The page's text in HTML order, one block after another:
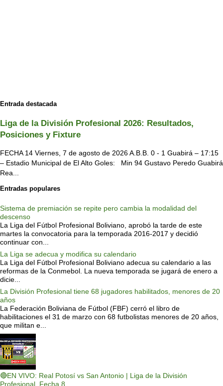
Entrada destacada
Liga de la División Profesional 2026: Resultados,
Posiciones y Fixture
FECHA 14 Viernes, 7 de agosto de 2026 A.B.B. 0 - 1 Guabirá – 17:15
– Estadio Municipal de El Alto Goles: Min 94 Gustavo Peredo Guabirá
Rea...
Entradas populares
Sistema de premiación se repite pero cambia la modalidad del
descenso
La Liga del Fútbol Profesional Boliviano, aprobó la tarde de este
martes la convocatoria para la temporada 2016-2017 y decidió
continuar con...
La Liga se adecua y modifica su calendario
La Liga del Fútbol Profesional Boliviano adecua su calendario a las
reformas de la Conmebol. La nueva temporada se jugará de enero a
dicie...
La División Profesional tiene 68 jugadores habilitados, menores de 20
años
La Federación Boliviana de Fútbol (FBF) cerró el libro de
habilitaciones el 31 de marzo con 68 futbolistas menores de 20 años,
que militan e...
🔴EN VIVO: Real Potosí vs San Antonio | Liga de la División
Profesional, Fecha 8